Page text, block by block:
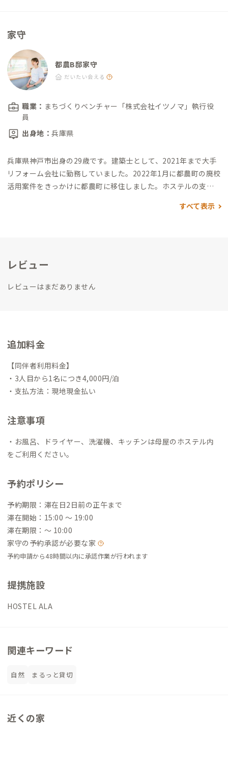
家守
都農B邸家守
だいたい会える
職業： まちづくりベンチャー「株式会社イツノマ」執行役
員
出身地： 兵庫県
兵庫県神戸市出身の29歳です。 建築士として、2021年まで大手
リフォーム会社に勤務していました。 2022年1月に都農町の廃校
活用案件をきっかけに都農町に移住しました。 ホステルの支配
宮崎の中でも格式の高い神
すべて表示
レビュー
レビューはまだありません
追加料金
【同伴者利用料金】
・3人目から1名につき4,000円/泊
・支払方法：現地現金払い
注意事項
・お風呂、ドライヤー、洗濯機、キッチンは母屋のホステル内
をご利用ください。
予約ポリシー
予約期限：滞在日2日前の正午まで
滞在開始：15:00 〜 19:00
滞在期限：〜 10:00
家守の予約承認が必要な家
予約申請から48時間以内に承認作業が行われます
提携施設
HOSTEL ALA
関連キーワード
自然 まるっと貸切
近くの家